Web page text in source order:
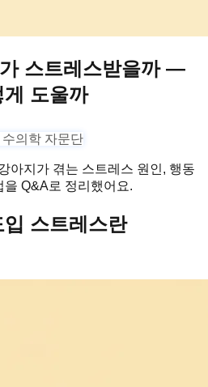
스트레스받을까 —
도울까
수의학 자문단
아지가 겪는 스트레스 원인, 행동
Q&A로 정리했어요.
스트레스란